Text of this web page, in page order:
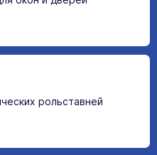
рольставней